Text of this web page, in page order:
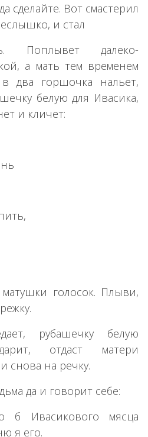
сделайте. Вот смастерил
и стал
Поплывет далеко-
а мать тем временем
два горшочка нальет,
белую для Ивасика,
и кличет:
голосок. Плыви,
рубашечку белую
отдаст матери
снова на речку.
да и говорит себе:
Ивасикового мясца
я его.